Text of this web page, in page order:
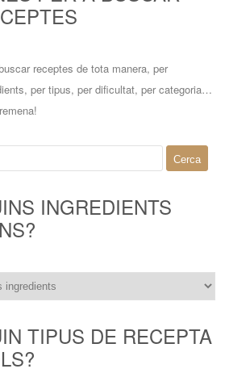
receptes de tota manera, per
per tipus, per dificultat, per categoria…
INGREDIENTS
TIPUS DE RECEPTA